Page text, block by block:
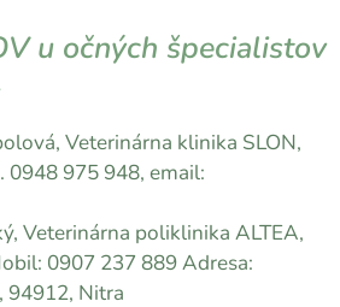
u očných špecialistov
Veterinárna klinika SLON,
0948 975 948, email:
Veterinárna poliklinika ALTEA,
0907 237 889 Adresa:
94912, Nitra